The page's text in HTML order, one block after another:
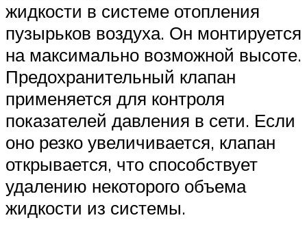
жидкости в системе отопления
пузырьков воздуха. Он монтируется
на максимально возможной высоте.
Предохранительный клапан
применяется для контроля
показателей давления в сети. Если
оно резко увеличивается, клапан
открывается, что способствует
удалению некоторого объема
жидкости из системы.